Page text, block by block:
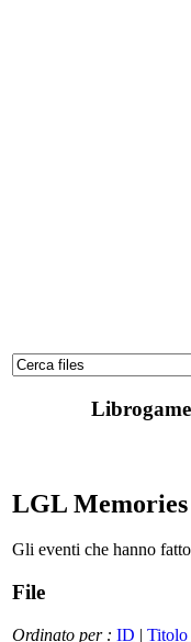
LGL Memories
Gli eventi che hanno
File
Ordinato per : ID |